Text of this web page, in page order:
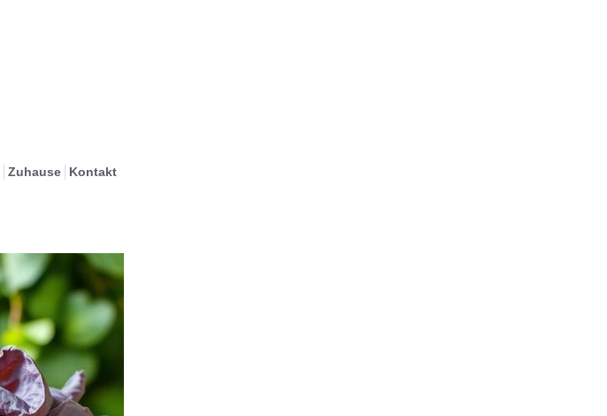
Zuhause Kontakt